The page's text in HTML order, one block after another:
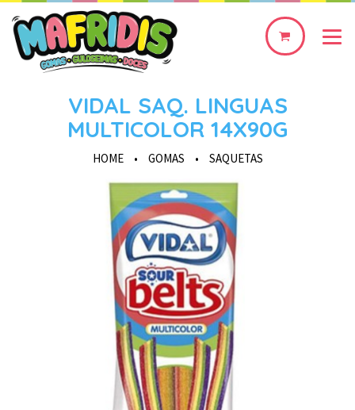
0
VIDAL SAQ. LINGUAS
MULTICOLOR 14X90G
HOME • GOMAS • SAQUETAS